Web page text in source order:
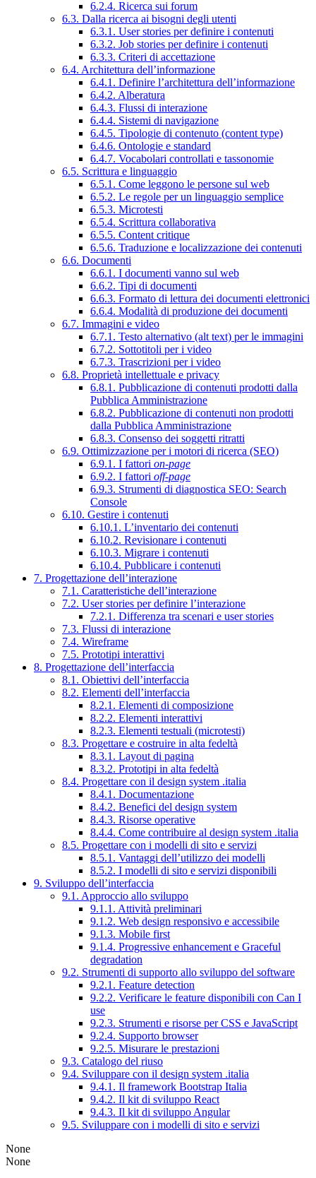
6.2.4. Ricerca sui forum
6.3. Dalla ricerca ai bisogni degli utenti
6.3.1. User stories per definire i contenuti
6.3.2. Job stories per definire i contenuti
6.3.3. Criteri di accettazione
6.4. Architettura dell’informazione
6.4.1. Definire l’architettura dell’informazione
6.4.2. Alberatura
6.4.3. Flussi di interazione
6.4.4. Sistemi di navigazione
6.4.5. Tipologie di contenuto (content type)
6.4.6. Ontologie e standard
6.4.7. Vocabolari controllati e tassonomie
6.5. Scrittura e linguaggio
6.5.1. Come leggono le persone sul web
6.5.2. Le regole per un linguaggio semplice
6.5.3. Microtesti
6.5.4. Scrittura collaborativa
6.5.5. Content critique
6.5.6. Traduzione e localizzazione dei contenuti
6.6. Documenti
6.6.1. I documenti vanno sul web
6.6.2. Tipi di documenti
6.6.3. Formato di lettura dei documenti elettronici
6.6.4. Modalità di produzione dei documenti
6.7. Immagini e video
6.7.1. Testo alternativo (alt text) per le immagini
6.7.2. Sottotitoli per i video
6.7.3. Trascrizioni per i video
6.8. Proprietà intellettuale e privacy
6.8.1. Pubblicazione di contenuti prodotti dalla
Pubblica Amministrazione
6.8.2. Pubblicazione di contenuti non prodotti
dalla Pubblica Amministrazione
6.8.3. Consenso dei soggetti ritratti
6.9. Ottimizzazione per i motori di ricerca (SEO)
6.9.1. I fattori on-page
6.9.2. I fattori off-page
6.9.3. Strumenti di diagnostica SEO: Search
Console
6.10. Gestire i contenuti
6.10.1. L’inventario dei contenuti
6.10.2. Revisionare i contenuti
6.10.3. Migrare i contenuti
6.10.4. Pubblicare i contenuti
7. Progettazione dell’interazione
7.1. Caratteristiche dell’interazione
7.2. User stories per definire l’interazione
7.2.1. Differenza tra scenari e user stories
7.3. Flussi di interazione
7.4. Wireframe
7.5. Prototipi interattivi
8. Progettazione dell’interfaccia
8.1. Obiettivi dell’interfaccia
8.2. Elementi dell’interfaccia
8.2.1. Elementi di composizione
8.2.2. Elementi interattivi
8.2.3. Elementi testuali (microtesti)
8.3. Progettare e costruire in alta fedeltà
8.3.1. Layout di pagina
8.3.2. Prototipi in alta fedeltà
8.4. Progettare con il design system .italia
8.4.1. Documentazione
8.4.2. Benefici del design system
8.4.3. Risorse operative
8.4.4. Come contribuire al design system .italia
8.5. Progettare con i modelli di sito e servizi
8.5.1. Vantaggi dell’utilizzo dei modelli
8.5.2. I modelli di sito e servizi disponibili
9. Sviluppo dell’interfaccia
9.1. Approccio allo sviluppo
9.1.1. Attività preliminari
9.1.2. Web design responsivo e accessibile
9.1.3. Mobile first
9.1.4. Progressive enhancement e Graceful
degradation
9.2. Strumenti di supporto allo sviluppo del software
9.2.1. Feature detection
9.2.2. Verificare le feature disponibili con Can I
use
9.2.3. Strumenti e risorse per CSS e JavaScript
9.2.4. Supporto browser
9.2.5. Misurare le prestazioni
9.3. Catalogo del riuso
9.4. Sviluppare con il design system .italia
9.4.1. Il framework Bootstrap Italia
9.4.2. Il kit di sviluppo React
9.4.3. Il kit di sviluppo Angular
9.5. Sviluppare con i modelli di sito e servizi
None
None